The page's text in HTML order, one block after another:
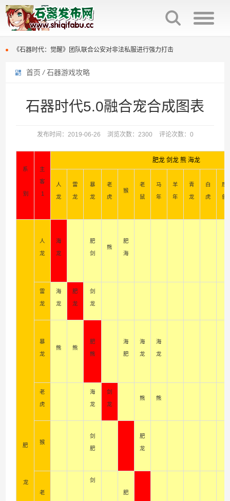
石器时代觉醒制作人来信：感谢全体石灰并肩同行
火魔翟贝里恩，作为强力辅助宠，在战场中可为战宠提供大量攻击力加成
《石器时代：觉醒》团队联合公安对非法私服进行强力打击
原版石器时代几大坑点
石器时代觉醒制作人来信：感谢全体石灰并肩同行
百战石器优化回炉面板显示参数，直接提示满档信息，避免遗漏。
百战石器更新主线任务支持组队完成（同时支持一机多控）
首页 / 石器游戏攻略
石器时代5.0融合宠合成图表
发布时间：2019-06-26 浏览次数：2300 评论次数：0
系
别
主
客
1
肥龙 剑龙 熊 海龙
人
龙
雷
龙
暴
龙
老
虎
猴
老
鼠
马
年
羊
年
青
龙
白
虎
摩
兽
肥
龙
人
龙
海
龙
肥
剑
熊
肥
海
雷
龙
海
龙
肥
龙
剑
龙
暴
龙
熊 熊
肥
熊
海
肥
海
龙
海
龙
老
虎
海
龙
剑
龙
熊 熊
猴
剑
肥
肥
龙
老
剑
肥